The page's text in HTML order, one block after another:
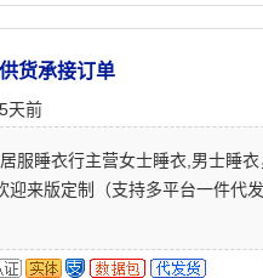
货承接订单
天前
睡衣行主营女士睡衣,男士睡衣
迎来版定制（支持多平台一件代